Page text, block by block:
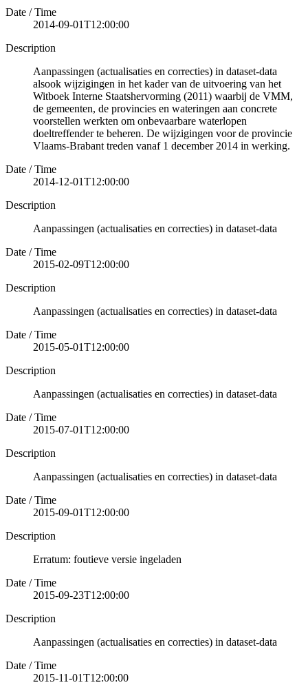
Date / Time
2014-09-01T12:00:00
Description
Aanpassingen (actualisaties en correcties) in dataset-data
alsook wijzigingen in het kader van de uitvoering van het
Witboek Interne Staatshervorming (2011) waarbij de VMM,
de gemeenten, de provincies en wateringen aan concrete
voorstellen werkten om onbevaarbare waterlopen
doeltreffender te beheren. De wijzigingen voor de provincie
Vlaams-Brabant treden vanaf 1 december 2014 in werking.
Date / Time
2014-12-01T12:00:00
Description
Aanpassingen (actualisaties en correcties) in dataset-data
Date / Time
2015-02-09T12:00:00
Description
Aanpassingen (actualisaties en correcties) in dataset-data
Date / Time
2015-05-01T12:00:00
Description
Aanpassingen (actualisaties en correcties) in dataset-data
Date / Time
2015-07-01T12:00:00
Description
Aanpassingen (actualisaties en correcties) in dataset-data
Date / Time
2015-09-01T12:00:00
Description
Erratum: foutieve versie ingeladen
Date / Time
2015-09-23T12:00:00
Description
Aanpassingen (actualisaties en correcties) in dataset-data
Date / Time
2015-11-01T12:00:00